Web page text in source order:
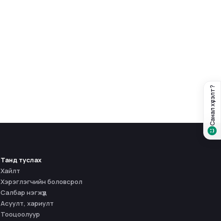
Санал хүсэлт?
Танд туслах
Хайлт
Хэрэглэгчийн боловсрол
Салбар нэгжүүд
Асуулт, хариулт
Тооцоолуур